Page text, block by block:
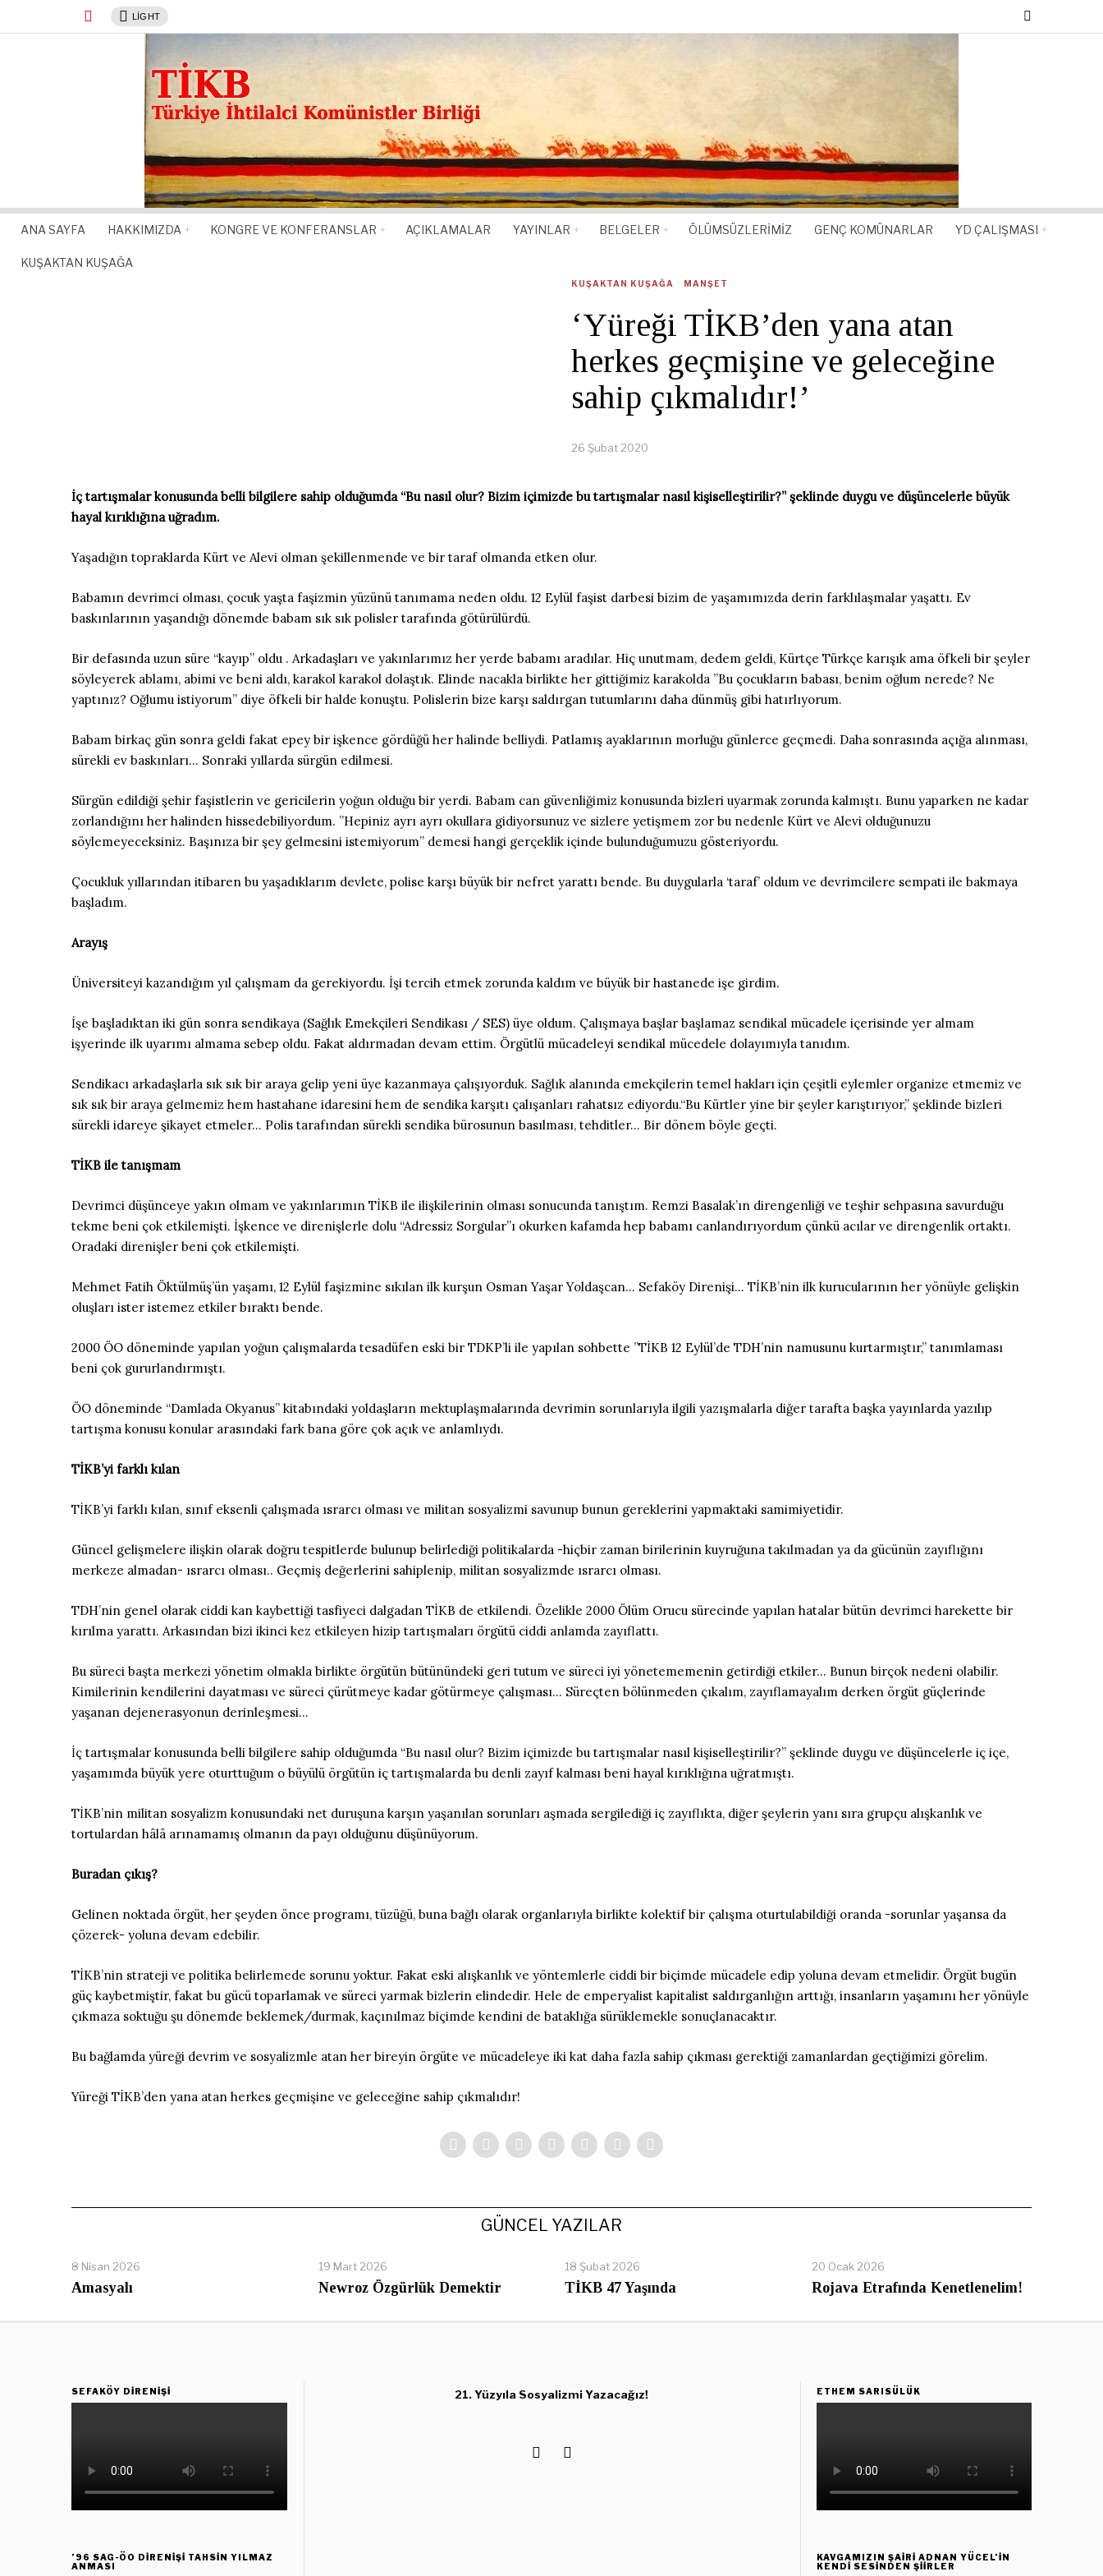
LIGHT
ANA SAYFA HAKKIMIZDA KONGRE VE KONFERANSLAR AÇIKLAMALAR YAYINLAR BELGELER ÖLÜMSÜZLERIMIZ GENÇ KOMÜNARLAR YD ÇALIŞMASI
KUŞAKTAN KUŞAĞA
KUŞAKTAN KUŞAĞA · MANŞET
‘Yüreği TİKB’den yana atan
herkes geçmişine ve geleceğine
sahip çıkmalıdır!’
26 Şubat 2020
İç tartışmalar konusunda belli bilgilere sahip olduğumda “Bu nasıl olur? Bizim içimizde bu tartışmalar nasıl kişiselleştirilir?” şeklinde duygu ve düşüncelerle büyük
hayal kırıklığına uğradım.
Yaşadığın topraklarda Kürt ve Alevi olman şekillenmende ve bir taraf olmanda etken olur.
Babamın devrimci olması, çocuk yaşta faşizmin yüzünü tanımama neden oldu. 12 Eylül faşist darbesi bizim de yaşamımızda derin farklılaşmalar yaşattı. Ev
baskınlarının yaşandığı dönemde babam sık sık polisler tarafında götürülürdü.
Bir defasında uzun süre “kayıp” oldu . Arkadaşları ve yakınlarımız her yerde babamı aradılar. Hiç unutmam, dedem geldi, Kürtçe Türkçe karışık ama öfkeli bir şeyler
söyleyerek ablamı, abimi ve beni aldı, karakol karakol dolaştık. Elinde nacakla birlikte her gittiğimiz karakolda ”Bu çocukların babası, benim oğlum nerede? Ne
yaptınız? Oğlumu istiyorum” diye öfkeli bir halde konuştu. Polislerin bize karşı saldırgan tutumlarını daha dünmüş gibi hatırlıyorum.
Babam birkaç gün sonra geldi fakat epey bir işkence gördüğü her halinde belliydi. Patlamış ayaklarının morluğu günlerce geçmedi. Daha sonrasında açığa alınması,
sürekli ev baskınları… Sonraki yıllarda sürgün edilmesi.
Sürgün edildiği şehir faşistlerin ve gericilerin yoğun olduğu bir yerdi. Babam can güvenliğimiz konusunda bizleri uyarmak zorunda kalmıştı. Bunu yaparken ne kadar
zorlandığını her halinden hissedebiliyordum. ”Hepiniz ayrı ayrı okullara gidiyorsunuz ve sizlere yetişmem zor bu nedenle Kürt ve Alevi olduğunuzu
söylemeyeceksiniz. Başınıza bir şey gelmesini istemiyorum” demesi hangi gerçeklik içinde bulunduğumuzu gösteriyordu.
Çocukluk yıllarından itibaren bu yaşadıklarım devlete, polise karşı büyük bir nefret yarattı bende. Bu duygularla ‘taraf’ oldum ve devrimcilere sempati ile bakmaya
başladım.
Arayış
Üniversiteyi kazandığım yıl çalışmam da gerekiyordu. İşi tercih etmek zorunda kaldım ve büyük bir hastanede işe girdim.
İşe başladıktan iki gün sonra sendikaya (Sağlık Emekçileri Sendikası / SES) üye oldum. Çalışmaya başlar başlamaz sendikal mücadele içerisinde yer almam
işyerinde ilk uyarımı almama sebep oldu. Fakat aldırmadan devam ettim. Örgütlü mücadeleyi sendikal mücedele dolayımıyla tanıdım.
Sendikacı arkadaşlarla sık sık bir araya gelip yeni üye kazanmaya çalışıyorduk. Sağlık alanında emekçilerin temel hakları için çeşitli eylemler organize etmemiz ve
sık sık bir araya gelmemiz hem hastahane idaresini hem de sendika karşıtı çalışanları rahatsız ediyordu.“Bu Kürtler yine bir şeyler karıştırıyor,” şeklinde bizleri
sürekli idareye şikayet etmeler… Polis tarafından sürekli sendika bürosunun basılması, tehditler… Bir dönem böyle geçti.
TİKB ile tanışmam
Devrimci düşünceye yakın olmam ve yakınlarımın TİKB ile ilişkilerinin olması sonucunda tanıştım. Remzi Basalak’ın direngenliği ve teşhir sehpasına savurduğu
tekme beni çok etkilemişti. İşkence ve direnişlerle dolu “Adressiz Sorgular”ı okurken kafamda hep babamı canlandırıyordum çünkü acılar ve direngenlik ortaktı.
Oradaki direnişler beni çok etkilemişti.
Mehmet Fatih Öktülmüş’ün yaşamı, 12 Eylül faşizmine sıkılan ilk kurşun Osman Yaşar Yoldaşcan… Sefaköy Direnişi… TİKB’nin ilk kurucularının her yönüyle gelişkin
oluşları ister istemez etkiler bıraktı bende.
2000 ÖO döneminde yapılan yoğun çalışmalarda tesadüfen eski bir TDKP’li ile yapılan sohbette ”TİKB 12 Eylül’de TDH’nin namusunu kurtarmıştır,” tanımlaması
beni çok gururlandırmıştı.
ÖO döneminde “Damlada Okyanus” kitabındaki yoldaşların mektuplaşmalarında devrimin sorunlarıyla ilgili yazışmalarla diğer tarafta başka yayınlarda yazılıp
tartışma konusu konular arasındaki fark bana göre çok açık ve anlamlıydı.
TİKB’yi farklı kılan
TİKB’yi farklı kılan, sınıf eksenli çalışmada ısrarcı olması ve militan sosyalizmi savunup bunun gereklerini yapmaktaki samimiyetidir.
Güncel gelişmelere ilişkin olarak doğru tespitlerde bulunup belirlediği politikalarda -hiçbir zaman birilerinin kuyruğuna takılmadan ya da gücünün zayıflığını
merkeze almadan- ısrarcı olması.. Geçmiş değerlerini sahiplenip, militan sosyalizmde ısrarcı olması.
TDH’nin genel olarak ciddi kan kaybettiği tasfiyeci dalgadan TİKB de etkilendi. Özelikle 2000 Ölüm Orucu sürecinde yapılan hatalar bütün devrimci harekette bir
kırılma yarattı. Arkasından bizi ikinci kez etkileyen hizip tartışmaları örgütü ciddi anlamda zayıflattı.
Bu süreci başta merkezi yönetim olmakla birlikte örgütün bütünündeki geri tutum ve süreci iyi yönetememenin getirdiği etkiler… Bunun birçok nedeni olabilir.
Kimilerinin kendilerini dayatması ve süreci çürütmeye kadar götürmeye çalışması… Süreçten bölünmeden çıkalım, zayıflamayalım derken örgüt güçlerinde
yaşanan dejenerasyonun derinleşmesi…
İç tartışmalar konusunda belli bilgilere sahip olduğumda “Bu nasıl olur? Bizim içimizde bu tartışmalar nasıl kişiselleştirilir?” şeklinde duygu ve düşüncelerle iç içe,
yaşamımda büyük yere oturttuğum o büyülü örgütün iç tartışmalarda bu denli zayıf kalması beni hayal kırıklığına uğratmıştı.
TİKB’nin militan sosyalizm konusundaki net duruşuna karşın yaşanılan sorunları aşmada sergilediği iç zayıflıkta, diğer şeylerin yanı sıra grupçu alışkanlık ve
tortulardan hâlâ arınamamış olmanın da payı olduğunu düşünüyorum.
Buradan çıkış?
Gelinen noktada örgüt, her şeyden önce programı, tüzüğü, buna bağlı olarak organlarıyla birlikte kolektif bir çalışma oturtulabildiği oranda -sorunlar yaşansa da
çözerek- yoluna devam edebilir.
TİKB’nin strateji ve politika belirlemede sorunu yoktur. Fakat eski alışkanlık ve yöntemlerle ciddi bir biçimde mücadele edip yoluna devam etmelidir. Örgüt bugün
güç kaybetmiştir, fakat bu gücü toparlamak ve süreci yarmak bizlerin elindedir. Hele de emperyalist kapitalist saldırganlığın arttığı, insanların yaşamını her yönüyle
çıkmaza soktuğu şu dönemde beklemek/durmak, kaçınılmaz biçimde kendini de bataklığa sürüklemekle sonuçlanacaktır.
Bu bağlamda yüreği devrim ve sosyalizmle atan her bireyin örgüte ve mücadeleye iki kat daha fazla sahip çıkması gerektiği zamanlardan geçtiğimizi görelim.
Yüreği TİKB’den yana atan herkes geçmişine ve geleceğine sahip çıkmalıdır!
GÜNCEL YAZILAR
8 Nisan 2026
Amasyalı
19 Mart 2026
Newroz Özgürlük Demektir
18 Şubat 2026
TİKB 47 Yaşında
20 Ocak 2026
Rojava Etrafında Kenetlenelim!
SEFAKÖY DIRENIŞI
’96 SAG-ÖO DİRENİŞİ TAHSİN YILMAZ
ANMASI
21. Yüzyıla Sosyalizmi Yazacağız! ETHEM SARISÜLÜK
KAVGAMIZIN ŞAIRI ADNAN YÜCEL’IN
KENDI SESINDEN ŞIIRLER